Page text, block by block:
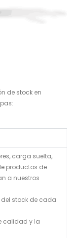
de stock en
carga suelta,
productos de
a nuestros
stock de cada
calidad y la